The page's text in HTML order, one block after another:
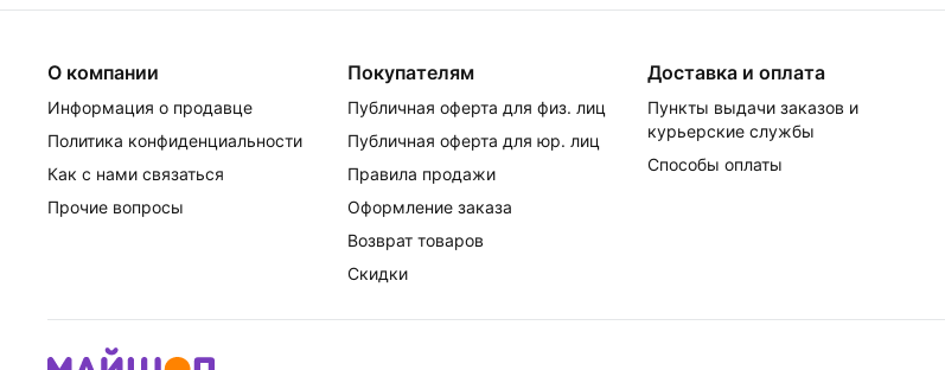
О компании
Информация о продавце
Политика конфиденциальности
Как с нами связаться
Прочие вопросы
Покупателям
Публичная оферта для физ. лиц
Публичная оферта для юр. лиц
Правила продажи
Оформление заказа
Возврат товаров
Скидки
Доставка и оплата
Пункты выдачи заказов и
курьерские службы
Способы оплаты